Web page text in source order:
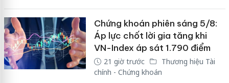
Chứng khoán phiên sáng 5/8:
Áp lực chốt lời gia tăng khi
VN-Index áp sát 1.790 điểm
21 giờ trước
Thương hiệu Tài
chính - Chứng khoán